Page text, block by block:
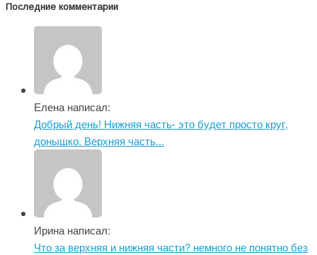
Последние комментарии
Елена написал:
Добрый день! Нижняя часть- это будет просто круг,
донышко. Верхняя часть...
Ирина написал:
Что за верхняя и нижняя части? немного не понятно без